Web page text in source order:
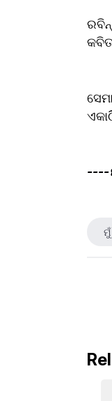
----
ମୁଁ